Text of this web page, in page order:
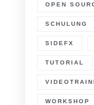
OPEN
SCHULUNG
SIDEFX
TUTORIAL
WORKSHOP